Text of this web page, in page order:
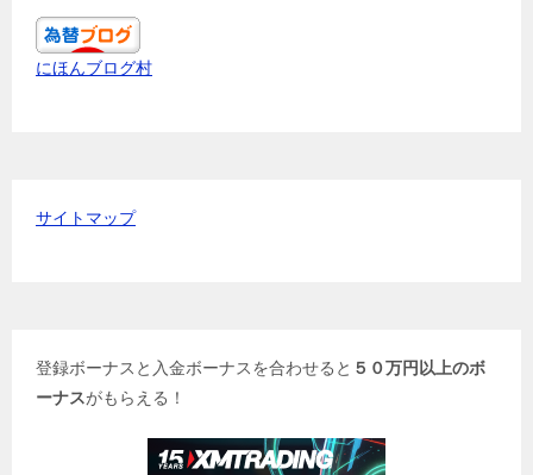
にほんブログ村
サイトマップ
登録ボーナスと入金ボーナスを合わせると ５０万円以上のボ
ーナスがもらえる！